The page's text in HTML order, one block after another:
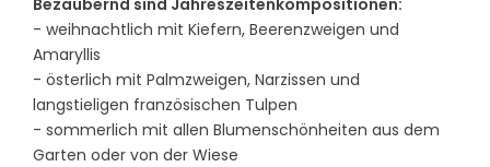
- weihnachtlich mit Kiefern, Beerenzweigen und
Amaryllis
- österlich mit Palmzweigen, Narzissen und
langstieligen französischen Tulpen
- sommerlich mit allen Blumenschönheiten aus dem
Garten oder von der Wiese